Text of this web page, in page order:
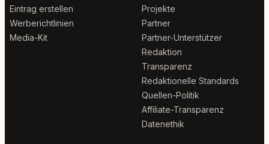
Eintrag erstellen
Werberichtlinien
Media-Kit
Projekte
Partner
Partner-Unterstützer
Redaktion
Transparenz
Redaktionelle Standards
Quellen-Politik
Affiliate-Transparenz
Datenethik